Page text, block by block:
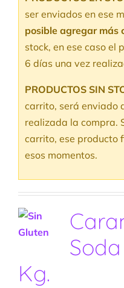
ser enviados en ese
posible agregar más
stock, en ese caso el
6 días una vez
PRODUCTOS SIN
carrito, será enviado
realizada la compra.
carrito, ese producto
esos momentos.
Kg.